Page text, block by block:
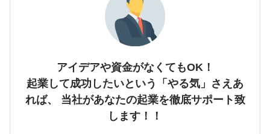
アイデアや資金がなくてもOK！
起業して成功したいという「やる気」さえあ
れば、
当社があなたの起業を徹底サポート致
します！！